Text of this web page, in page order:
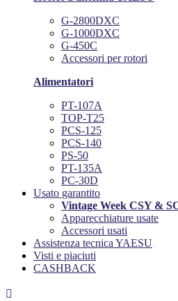
G-2800DXC
G-1000DXC
G-450C
Accessori per rotori
Alimentatori
PT-107A
TOP-T25
PCS-125
PCS-140
PS-50
PT-135A
PC-30D
Usato garantito
Vintage Week CSY &
Apparecchiature usate
Accessori usati
Assistenza tecnica YAESU
Visti e piaciuti
CASHBACK
